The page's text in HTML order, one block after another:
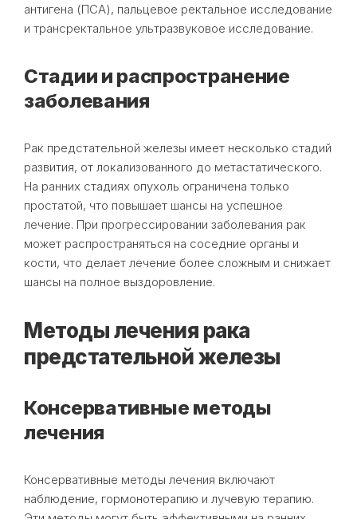
антигена (ПСА), пальцевое ректальное исследование
и трансректальное ультразвуковое исследование.
Стадии и распространение
заболевания
Рак предстательной железы имеет несколько стадий
развития, от локализованного до метастатического.
На ранних стадиях опухоль ограничена только
простатой, что повышает шансы на успешное
лечение. При прогрессировании заболевания рак
может распространяться на соседние органы и
кости, что делает лечение более сложным и снижает
шансы на полное выздоровление.
Методы лечения рака
предстательной железы
Консервативные методы
лечения
Консервативные методы лечения включают
наблюдение, гормонотерапию и лучевую терапию.